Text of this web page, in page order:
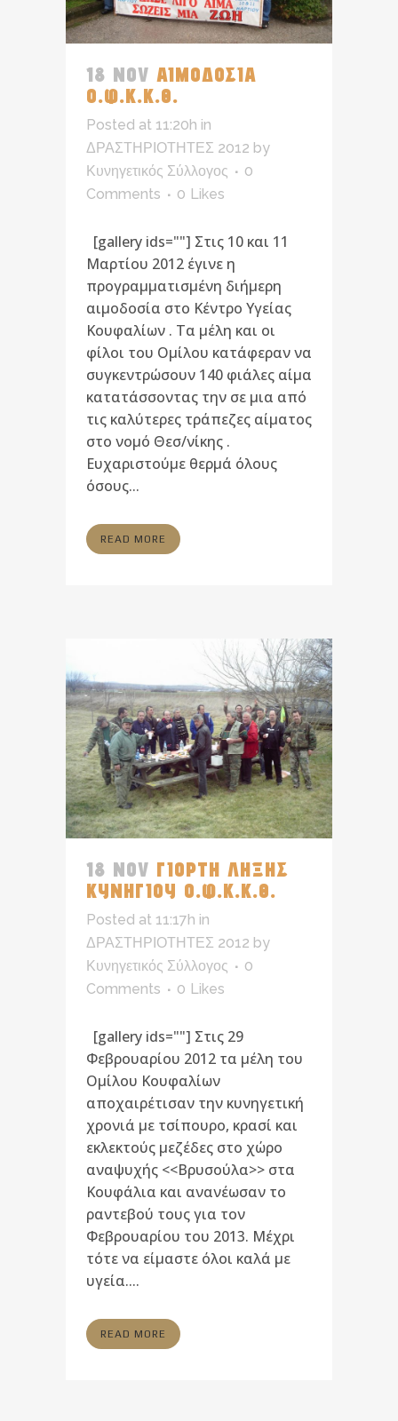
18 NOV ΑΙΜΟΔΟΣΙΑ
Ο.Φ.Κ.Κ.Θ.
Posted at 11:20h in
ΔΡΑΣΤΗΡΙΟΤΗΤΕΣ 2012 by
Κυνηγετικός Σύλλογος
0
Comments
0 Likes
[gallery ids=""] Στις 10 και 11
Μαρτίου 2012 έγινε η
προγραμματισμένη διήμερη
αιμοδοσία στο Κέντρο Υγείας
Κουφαλίων . Τα μέλη και οι
φίλοι του Ομίλου κατάφεραν να
συγκεντρώσουν 140 φιάλες αίμα
κατατάσσοντας την σε μια από
τις καλύτερες τράπεζες αίματος
στο νομό Θεσ/νίκης .
Ευχαριστούμε θερμά όλους
όσους...
READ MORE
18 NOV ΓΙΟΡΤΗ ΛΗΞΗΣ
ΚΥΝΗΓΙΟΥ Ο.Φ.Κ.Κ.Θ.
Posted at 11:17h in
ΔΡΑΣΤΗΡΙΟΤΗΤΕΣ 2012 by
Κυνηγετικός Σύλλογος
0
Comments
0 Likes
[gallery ids=""] Στις 29
Φεβρουαρίου 2012 τα μέλη του
Ομίλου Κουφαλίων
αποχαιρέτισαν την κυνηγετική
χρονιά με τσίπουρο, κρασί και
εκλεκτούς μεζέδες στο χώρο
αναψυχής <<Βρυσούλα>> στα
Κουφάλια και ανανέωσαν το
ραντεβού τους για τον
Φεβρουαρίου του 2013. Μέχρι
τότε να είμαστε όλοι καλά με
υγεία....
READ MORE